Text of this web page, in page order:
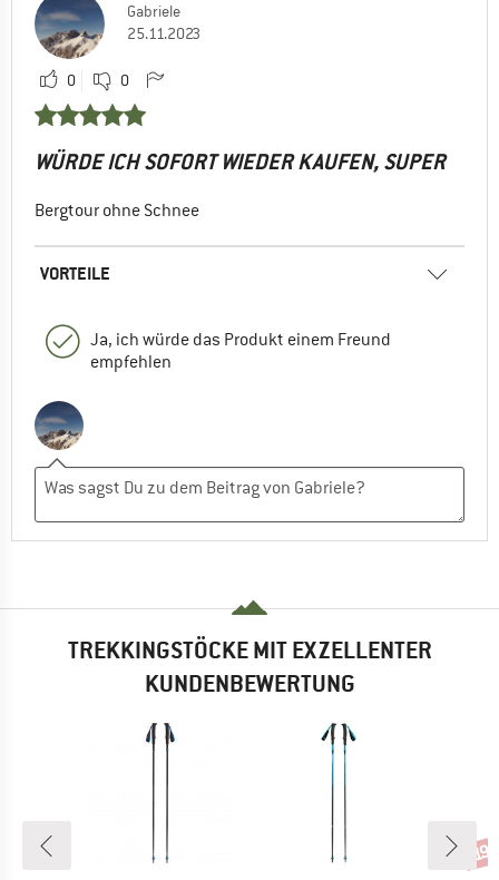
Gabriele
25.11.2023
0 0
WÜRDE ICH SOFORT WIEDER KAUFEN, SUPER
Bergtour ohne Schnee
VORTEILE
Ja, ich würde das Produkt einem Freund
empfehlen
TREKKINGSTÖCKE MIT EXZELLENTER
KUNDENBEWERTUNG